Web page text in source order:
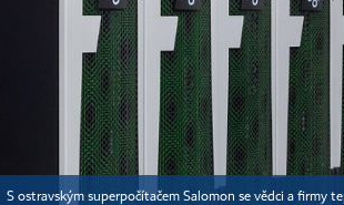
S ostravským superpočítačem Salomon se vědci a firmy